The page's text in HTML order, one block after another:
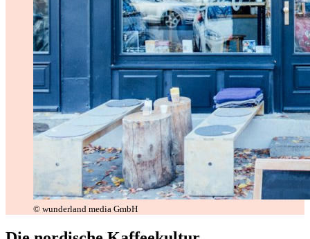
© wunderland media GmbH